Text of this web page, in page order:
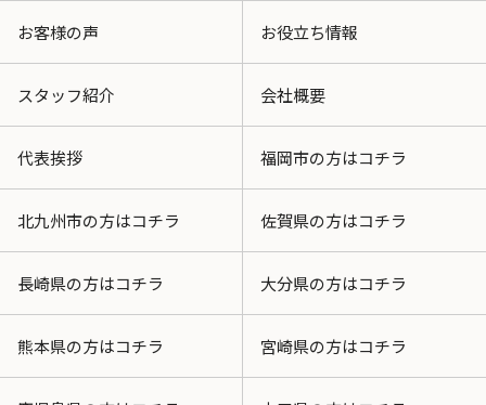
お客様の声 お役立ち情報
スタッフ紹介 会社概要
代表挨拶 福岡市の方はコチラ
北九州市の方はコチラ 佐賀県の方はコチラ
長崎県の方はコチラ 大分県の方はコチラ
熊本県の方はコチラ 宮崎県の方はコチラ